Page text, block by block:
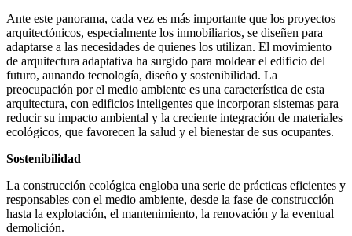
Ante este panorama, cada vez es más importante que los proyectos
arquitectónicos, especialmente los inmobiliarios, se diseñen para
adaptarse a las necesidades de quienes los utilizan. El movimiento
de arquitectura adaptativa ha surgido para moldear el edificio del
futuro, aunando tecnología, diseño y sostenibilidad. La
preocupación por el medio ambiente es una característica de esta
arquitectura, con edificios inteligentes que incorporan sistemas para
reducir su impacto ambiental y la creciente integración de materiales
ecológicos, que favorecen la salud y el bienestar de sus ocupantes.
Sostenibilidad
La construcción ecológica engloba una serie de prácticas eficientes y
responsables con el medio ambiente, desde la fase de construcción
hasta la explotación, el mantenimiento, la renovación y la eventual
demolición.